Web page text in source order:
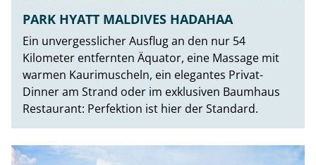
PARK HYATT MALDIVES HADAHAA
Ein unvergesslicher Ausflug an den nur 54
Kilometer entfernten Äquator, eine Massage mit
warmen Kaurimuscheln, ein elegantes Privat-
Dinner am Strand oder im exklusiven Baumhaus
Restaurant: Perfektion ist hier der Standard.